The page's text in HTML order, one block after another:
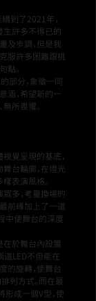
到了2021年，
生許多不得已的
及步調，但是我
服許多困難跟挑
點。
部分，象徵一同
，希望新的一
所畏懼。
覺呈現的基底，
台輪廓，在燈光
表演風格。
多，考量換場的
前緣加上了一道
中使舞台的深度
在於舞台內設置
道LED不但能在
的旋轉，使舞台
列方式。而在最
形成一個V型，使